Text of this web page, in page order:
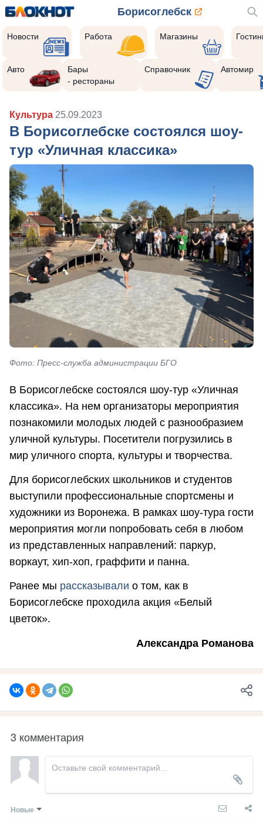
Борисоглебск
Новости Работа Магазины
Авто
Бары
- рестораны
Справочник Автомир
Культура 25.09.2023
В Борисоглебске состоялся шоу-
тур «Уличная классика»
Фото: Пресс-служба администрации БГО
В Борисоглебске состоялся шоу-тур «Уличная
классика». На нем организаторы мероприятия
познакомили молодых людей с разнообразием
уличной культуры. Посетители погрузились в
мир уличного спорта, культуры и творчества.
Для борисоглебских школьников и студентов
выступили профессиональные спортсмены и
художники из Воронежа. В рамках шоу-тура гости
мероприятия могли попробовать себя в любом
из представленных направлений: паркур,
воркаут, хип-хоп, граффити и панна.
Ранее мы рассказывали о том, как в
Борисоглебске проходила акция «Белый
цветок».
Александра Романова
3 комментария
Новые